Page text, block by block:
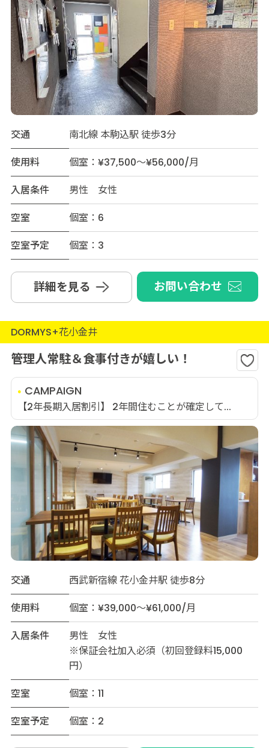
交通
南北線 本駒込駅 徒歩3分
使用料
個室：¥37,500～¥56,000/月
入居条件
男性 女性
空室
個室：6
空室予定
個室：3
詳細を見る お問い合わせ
DORMYS+花小金井
管理人常駐＆食事付きが嬉しい！
CAMPAIGN
【2年長期入居割引】 2年間住むことが確定して...
交通
西武新宿線 花小金井駅 徒歩8分
使用料
個室：¥39,000～¥61,000/月
入居条件
男性 女性
※保証会社加入必須（初回登録料15,000
円）
空室
個室：11
空室予定
個室：2